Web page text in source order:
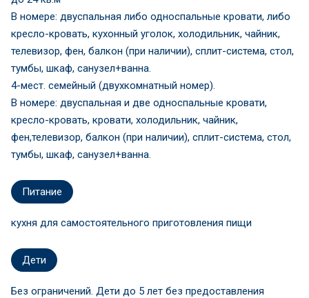
В номере: двуспальная либо односпальные кровати, либо
кресло-кровать, кухонный уголок, холодильник, чайник,
телевизор, фен, балкон (при наличии), сплит-система, стол,
тумбы, шкаф, санузел+ванна.
4-мест. семейный (двухкомнатный номер).
В номере: двуспальная и две односпальные кровати,
кресло-кровать, кровати, холодильник, чайник,
фен,телевизор, балкон (при наличии), сплит-система, стол,
тумбы, шкаф, санузел+ванна.
Питание
кухня для самостоятельного приготовления пищи
Дети
Без ограничений. Дети до 5 лет без предоставления